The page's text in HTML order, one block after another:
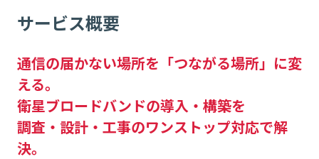
サービス概要
通信の届かない場所を「つながる場所」に変
える。
衛星ブロードバンドの導入・構築を
調査・設計・工事のワンストップ対応で解
決。